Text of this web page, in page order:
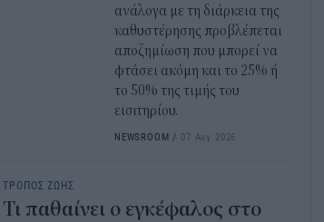
ανάλογα με τη διάρκεια της
καθυστέρησης προβλέπεται
αποζημίωση που μπορεί να
φτάσει ακόμη και το 25% ή
το 50% της τιμής του
εισιτηρίου.
NEWSROOM / 07 Αυγ 2026
ΤΡΟΠΟΣ ΖΩΗΣ
Τι παθαίνει ο εγκέφαλος στο